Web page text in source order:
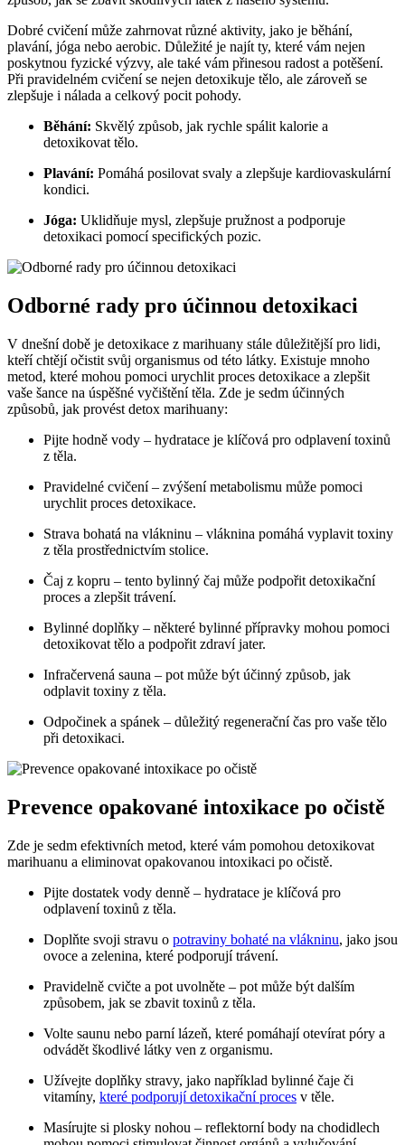
Dobré cvičení může zahrnovat různé aktivity, jako je běhání,
plavání, jóga nebo aerobic. Důležité je najít ty, které vám nejen
poskytnou fyzické výzvy, ale také vám přinesou radost a potěšení.
Při pravidelném cvičení se nejen detoxikuje tělo, ale zároveň se
zlepšuje i nálada a celkový pocit pohody.
Běhání: Skvělý způsob, jak rychle spálit kalorie a
detoxikovat tělo.
Plavání: Pomáhá posilovat svaly a zlepšuje kardiovaskulární
kondici.
Jóga: Uklidňuje mysl, zlepšuje pružnost a podporuje
detoxikaci pomocí specifických pozic.
Odborné rady pro účinnou detoxikaci
V dnešní době je detoxikace z marihuany stále důležitější pro lidi,
kteří chtějí očistit svůj organismus od této látky. Existuje mnoho
metod, které mohou pomoci urychlit proces detoxikace a zlepšit
vaše šance na úspěšné vyčištění těla. Zde je sedm účinných
způsobů, jak provést detox marihuany:
Pijte hodně vody – hydratace je klíčová pro odplavení toxinů
z těla.
Pravidelné cvičení – zvýšení metabolismu může pomoci
urychlit proces detoxikace.
Strava bohatá na vlákninu – vláknina pomáhá vyplavit toxiny
z těla prostřednictvím stolice.
Čaj z kopru – tento bylinný čaj může podpořit detoxikační
proces a zlepšit trávení.
Bylinné doplňky – některé bylinné přípravky mohou pomoci
detoxikovat tělo a podpořit zdraví jater.
Infračervená sauna – pot může být účinný způsob, jak
odplavit toxiny z těla.
Odpočinek a spánek – důležitý regenerační čas pro vaše tělo
při detoxikaci.
Prevence opakované intoxikace po očistě
Zde je sedm efektivních metod, které vám pomohou detoxikovat
marihuanu a eliminovat opakovanou intoxikaci po očistě.
Pijte dostatek vody denně – hydratace je klíčová pro
odplavení toxinů z těla.
Doplňte svoji stravu o potraviny bohaté na vlákninu, jako jsou
ovoce a zelenina, které podporují trávení.
Pravidelně cvičte a pot uvolněte – pot může být dalším
způsobem, jak se zbavit toxinů z těla.
Volte saunu nebo parní lázeň, které pomáhají otevírat póry a
odvádět škodlivé látky ven z organismu.
Užívejte doplňky stravy, jako například bylinné čaje či
vitamíny, které podporují detoxikační proces v těle.
Masírujte si plosky nohou – reflektorní body na chodidlech